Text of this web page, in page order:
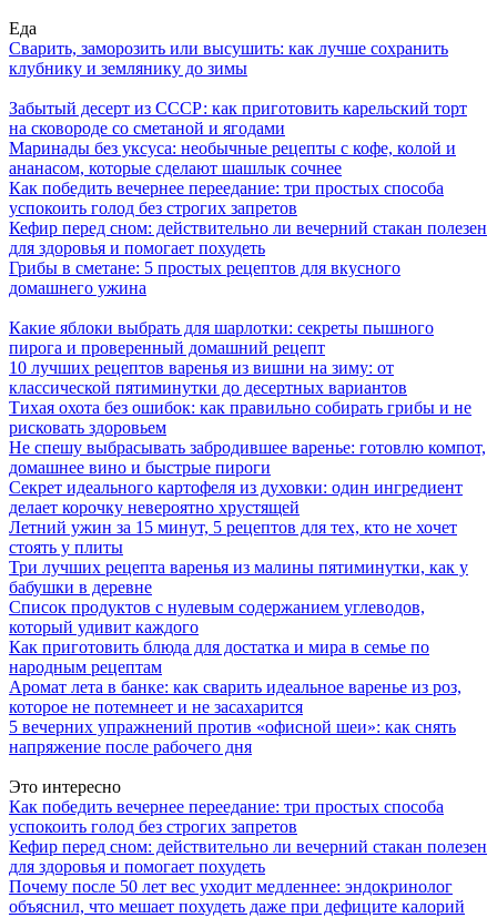
Еда
Сварить, заморозить или высушить: как лучше сохранить
клубнику и землянику до зимы
Забытый десерт из СССР: как приготовить карельский торт
на сковороде со сметаной и ягодами
Маринады без уксуса: необычные рецепты с кофе, колой и
ананасом, которые сделают шашлык сочнее
Как победить вечернее переедание: три простых способа
успокоить голод без строгих запретов
Кефир перед сном: действительно ли вечерний стакан полезен
для здоровья и помогает похудеть
Грибы в сметане: 5 простых рецептов для вкусного
домашнего ужина
Какие яблоки выбрать для шарлотки: секреты пышного
пирога и проверенный домашний рецепт
10 лучших рецептов варенья из вишни на зиму: от
классической пятиминутки до десертных вариантов
Тихая охота без ошибок: как правильно собирать грибы и не
рисковать здоровьем
Не спешу выбрасывать забродившее варенье: готовлю компот,
домашнее вино и быстрые пироги
Секрет идеального картофеля из духовки: один ингредиент
делает корочку невероятно хрустящей
Летний ужин за 15 минут, 5 рецептов для тех, кто не хочет
стоять у плиты
Три лучших рецепта варенья из малины пятиминутки, как у
бабушки в деревне
Список продуктов с нулевым содержанием углеводов,
который удивит каждого
Как приготовить блюда для достатка и мира в семье по
народным рецептам
Аромат лета в банке: как сварить идеальное варенье из роз,
которое не потемнеет и не засахарится
5 вечерних упражнений против «офисной шеи»: как снять
напряжение после рабочего дня
Это интересно
Как победить вечернее переедание: три простых способа
успокоить голод без строгих запретов
Кефир перед сном: действительно ли вечерний стакан полезен
для здоровья и помогает похудеть
Почему после 50 лет вес уходит медленнее: эндокринолог
объяснил, что мешает похудеть даже при дефиците калорий